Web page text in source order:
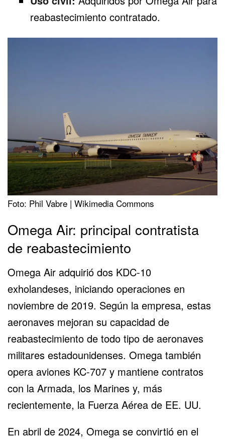
reabastecimiento contratado.
Foto: Phil Vabre | Wikimedia Commons
Omega Air: principal contratista
de reabastecimiento
Omega Air adquirió dos KDC-10
exholandeses, iniciando operaciones en
noviembre de 2019. Según la empresa, estas
aeronaves mejoran su capacidad de
reabastecimiento de todo tipo de aeronaves
militares estadounidenses. Omega también
opera aviones KC-707 y mantiene contratos
con la Armada, los Marines y, más
recientemente, la Fuerza Aérea de EE. UU.
En abril de 2024, Omega se convirtió en el